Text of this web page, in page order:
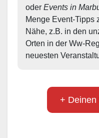
oder Events in
Menge Event-Tipps
Nähe, z.B. in den
Orten in der Ww-
neuesten
+ Deinen